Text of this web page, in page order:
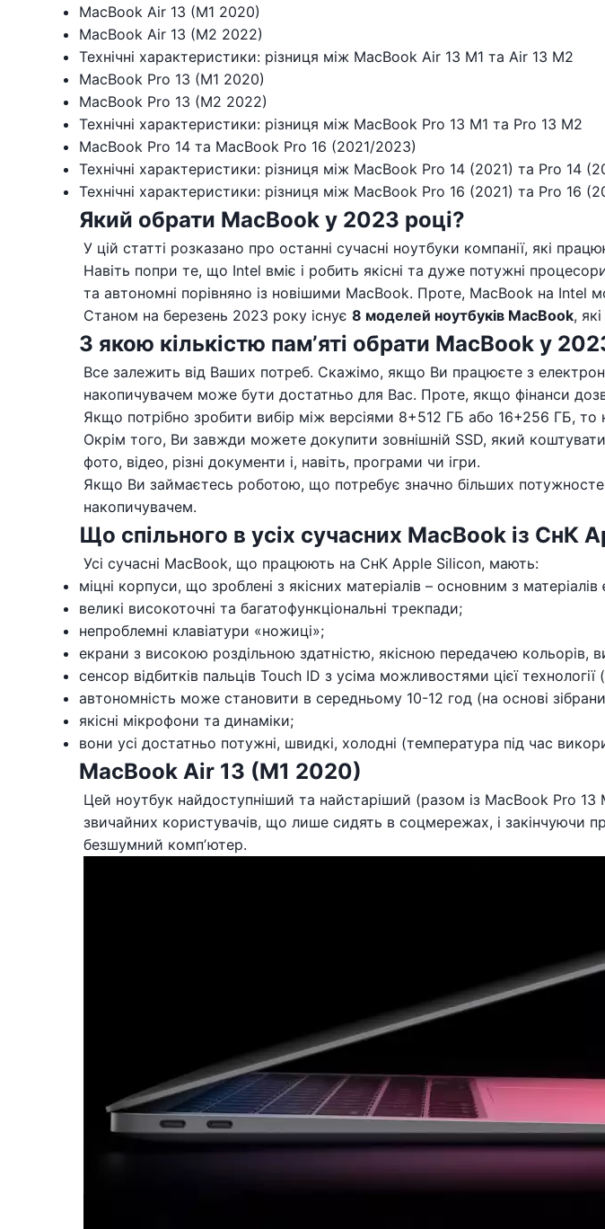
MacBook Air 13 (M1 2020)
MacBook Air 13 (M2 2022)
Технічні характеристики: різниця між MacBook Air 13 M1 та Air 13 M2
MacBook Pro 13 (M1 2020)
MacBook Pro 13 (M2 2022)
Технічні характеристики: різниця між MacBook Pro 13 M1 та Pro 13 M2
MacBook Pro 14 та MacBook Pro 16 (2021/2023)
Технічні характеристики: різниця між MacBook Pro 14 (2021) та Pro 14
Технічні характеристики: різниця між MacBook Pro 16 (2021) та Pro 16
Який обрати MacBook у 2023 році?
У цій статті розказано про останні сучасні ноутбуки компанії, які
Навіть попри те, що Intel вміє і робить якісні та дуже потужні
та автономні порівняно із новішими MacBook. Проте, MacBook на Intel
Станом на березень 2023 року існує 8 моделей ноутбуків MacBook,
З якою кількістю памʼяті обрати MacBook у
Все залежить від Ваших потреб. Скажімо, якщо Ви працюєте з
накопичувачем може бути достатньо для Вас. Проте, якщо фінанси
Якщо потрібно зробити вибір між версіями 8+512 ГБ або 16+256 ГБ,
Окрім того, Ви завжди можете докупити зовнішній SSD, який
фото, відео, різні документи і, навіть, програми чи ігри.
Якщо Ви займаєтесь роботою, що потребує значно більших
накопичувачем.
Що спільного в усіх сучасних MacBook із СнК
Усі сучасні MacBook, що працюють на СнК Apple Silicon, мають:
міцні корпуси, що зроблені з якісних матеріалів – основним з матеріалів
великі високоточні та багатофункціональні трекпади;
непроблемні клавіатури «ножиці»;
екрани з високою роздільною здатністю, якісною передачею кольорів,
сенсор відбитків пальців Touch ID з усіма можливостями цієї
автономність може становити в середньому 10-12 год (на основі
якісні мікрофони та динаміки;
вони усі достатньо потужні, швидкі, холодні (температура під час
MacBook Air 13 (M1 2020)
Цей ноутбук найдоступніший та найстаріший (разом із MacBook Pro 13
звичайних користувачів, що лише сидять в соцмережах, і закінчуючи
безшумний компʼютер.